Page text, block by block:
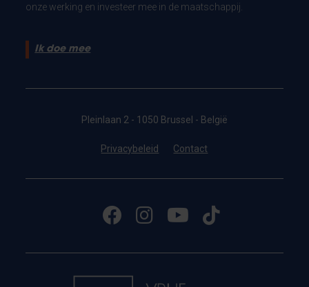
onze werking en investeer mee in de maatschappij.
Ik doe mee
Pleinlaan 2 - 1050 Brussel - België
Privacybeleid Contact